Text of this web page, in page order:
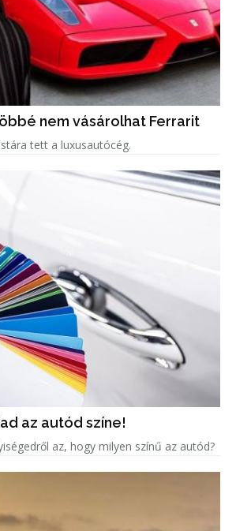
nem vásárolhat Ferrarit
tett a luxusautócég.
az autód színe!
az, hogy milyen színű az autód?